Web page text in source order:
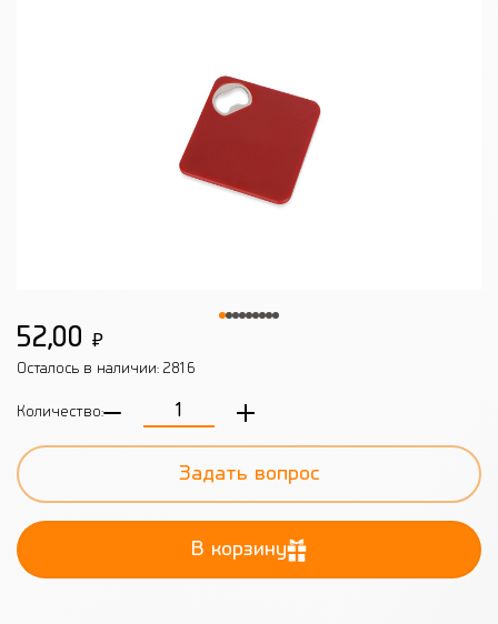
52,00 ₽
Осталось в наличии: 2816
Количество:
Задать вопрос
В корзину